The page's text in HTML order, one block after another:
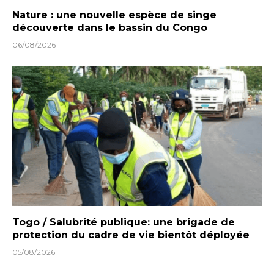
Nature : une nouvelle espèce de singe
découverte dans le bassin du Congo
06/08/2026
Togo / Salubrité publique: une brigade de
protection du cadre de vie bientôt déployée
05/08/2026